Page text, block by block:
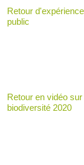
Retour
public
Retour en vidéo
biodiversité 2020